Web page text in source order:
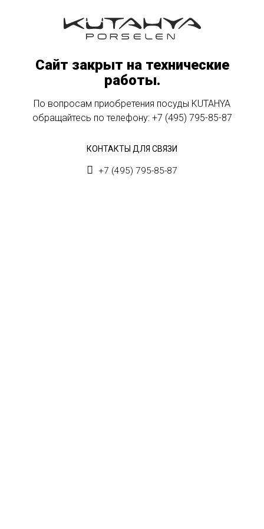
Сайт закрыт на технические
работы.
По вопросам приобретения посуды KUTAHYA
обращайтесь по телефону: +7 (495) 795-85-87
КОНТАКТЫ ДЛЯ СВЯЗИ
+7 (495) 795-85-87